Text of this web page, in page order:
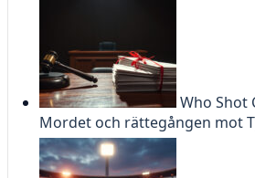
Who Shot
Mordet och rättegången mot